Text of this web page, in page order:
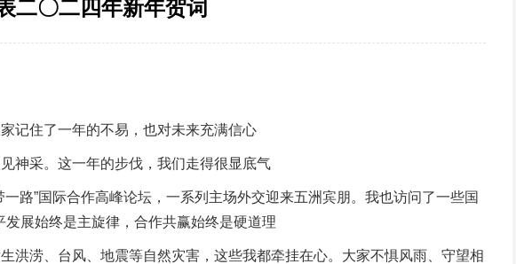
二〇二四年新年贺词
记住了一年的不易，也对未来充满信心
神采。这一年的步伐，我们走得很显底气
”国际合作高峰论坛，一系列主场外交迎来五洲宾朋。我也访问了一些国
展始终是主旋律，合作共赢始终是硬道理
涝、台风、地震等自然灾害，这些我都牵挂在心。大家不惧风雨、守望相